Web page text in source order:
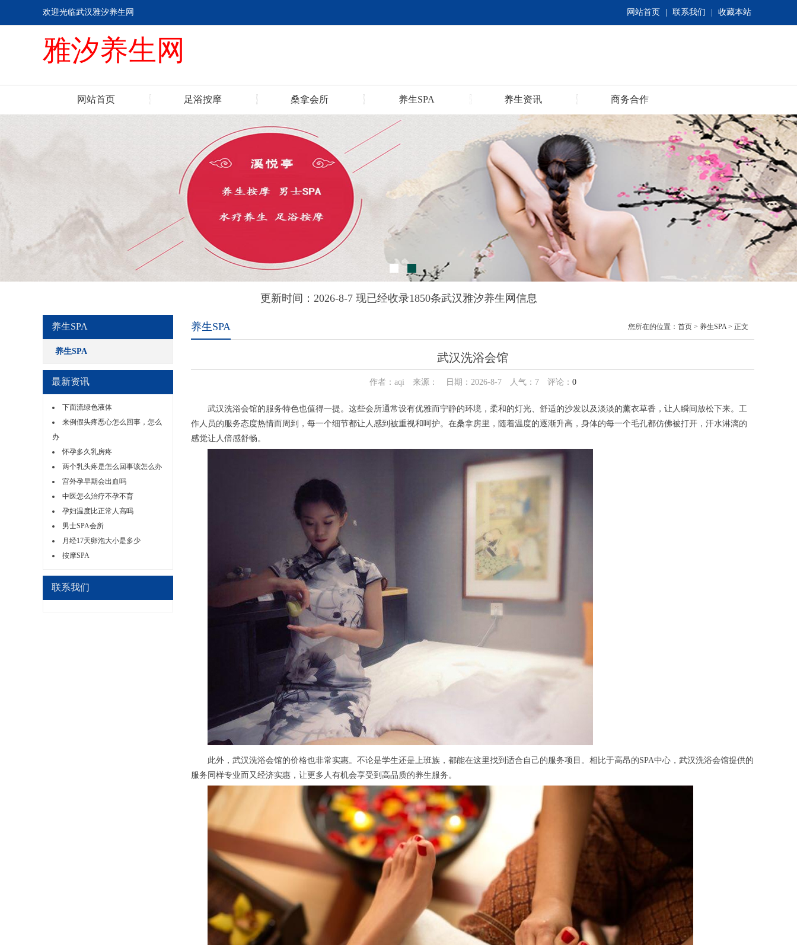
网站首页 联系我们 收藏本站
欢迎光临武汉雅汐养生网
雅汐养生网
网站首页 足浴按摩 桑拿会所 养生SPA 养生资讯 商务合作
更新时间：2026-8-7 现已经收录1850条武汉雅汐养生网信息
养生SPA
养生SPA
最新资讯
下面流绿色液体
来例假头疼恶心怎么回事，怎么
办
怀孕多久乳房疼
两个乳头疼是怎么回事该怎么办
宫外孕早期会出血吗
中医怎么治疗不孕不育
孕妇温度比正常人高吗
男士SPA会所
月经17天卵泡大小是多少
按摩SPA
联系我们
养生SPA 您所在的位置： 首页 > 养生SPA> 正文
武汉洗浴会馆
作者：aqi 来源： 日期：2026-8-7 人气： 7评论： 0
武汉洗浴会馆的服务特色也值得一提。这些会所通常设有优雅而宁静的环境，柔和的灯光、舒适的沙发以及淡淡的薰衣草香，让人瞬间放松下来。工
作人员的服务态度热情而周到，每一个细节都让人感到被重视和呵护。在桑拿房里，随着温度的逐渐升高，身体的每一个毛孔都仿佛被打开，汗水淋漓的
感觉让人倍感舒畅。
此外，武汉洗浴会馆的价格也非常实惠。不论是学生还是上班族，都能在这里找到适合自己的服务项目。相比于高昂的SPA中心，武汉洗浴会馆提供的
服务同样专业而又经济实惠，让更多人有机会享受到高品质的养生服务。